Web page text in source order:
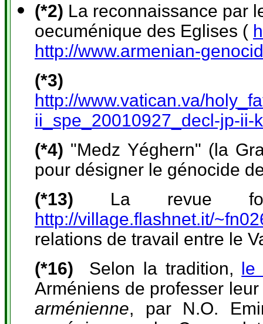
(*2) La reconnaissance par
oecuménique des Eglises (
http://www.armenian-
(*3)
http://www.vatican.va/
ii_spe_20010927_decl-jp-ii-
(*4) "Medz Yéghern" (la
pour désigner le génocide
(*13) La revue
http://village.flashnet.it/
relations de travail entre le
(*16) Selon la tradition, le
Arméniens de professer
arménienne, par N.O.